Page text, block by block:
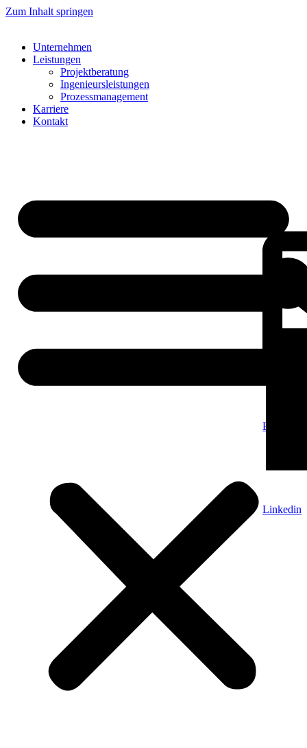
Zum Inhalt springen
Unternehmen
Leistungen
Projektberatung
Ingenieursleistungen
Prozessmanagement
Karriere
Kontakt
E-Mail
Linkedin